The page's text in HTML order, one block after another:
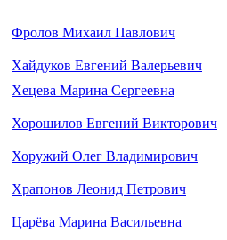
Фролов Михаил Павлович
Хайдуков Евгений Валерьевич
Хецева Марина Сергеевна
Хорошилов Евгений Викторович
Хоружий Олег Владимирович
Храпонов Леонид Петрович
Царёва Марина Васильевна